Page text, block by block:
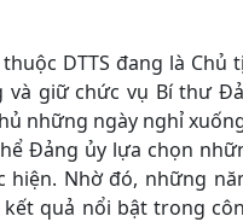
DTTS đang là Chủ
và giữ chức vụ Bí thư
những ngày nghỉ
Đảng ủy lựa chọn
Nhờ đó, những
quả nổi bật trong